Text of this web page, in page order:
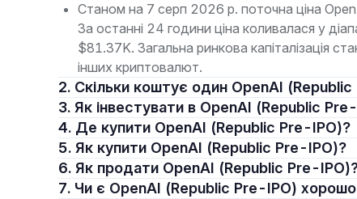
Станом на 7 серп 2026 р. поточна ціна
За останні 24 години ціна коливалася у
$81.37K. Загальна ринкова капіталізація
інших криптовалют.
2. Скільки коштує один OpenAI
3. Як інвестувати в OpenAI (Republic
4. Де купити OpenAI (Republic Pre-IPO)?
5. Як купити OpenAI (Republic Pre-IPO)?
6. Як продати OpenAI (Republic Pre-
7. Чи є OpenAI (Republic Pre-IPO)